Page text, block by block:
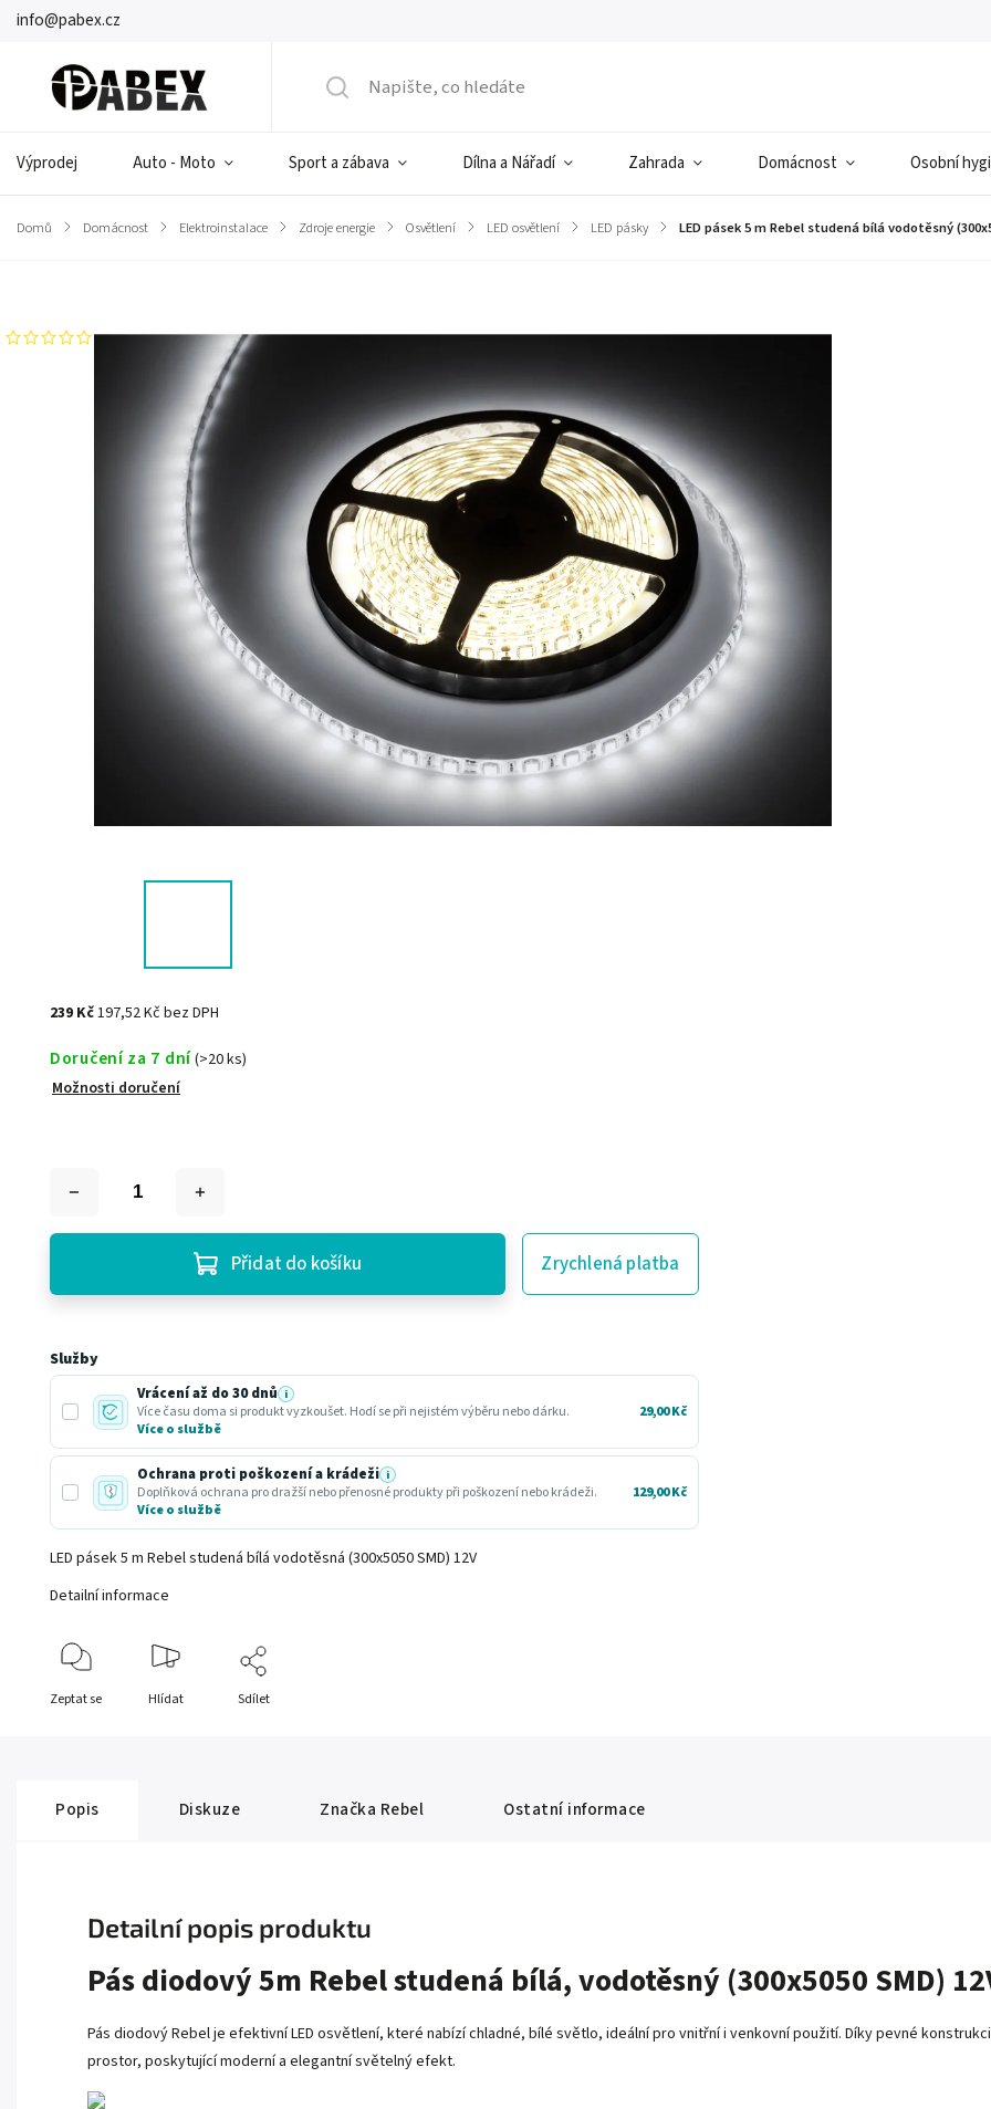
info@pabex.cz
Výprodej Auto - Moto Sport a zábava Dílna a Nářadí Zahrada Domácnost Osobní
Domů / Domácnost / Elektroinstalace / Zdroje energie / Osvětlení / LED osvětlení / LED pásky / LED pásek 5 m Rebel studená bílá vodotěsný
239 Kč197,52 Kč bez DPH
Doručení za 7 dní(>20 ks)
Možnosti doručení
Přidat do košíku Zrychlená platba
Služby
Vrácení až do 30 dnů i
Více času doma si produkt vyzkoušet. Hodí se při nejistém výběru nebo dárku.
Více o službě
29,00 Kč
Ochrana proti poškození a krádeži i
Doplňková ochrana pro dražší nebo přenosné produkty při poškození nebo krádeži.
Více o službě
129,00 Kč
LED pásek 5 m Rebel studená bílá vodotěsná (300x5050 SMD) 12V
Detailní informace
Zeptat se Hlídat Sdílet
Popis Diskuze Značka Rebel Ostatní informace
Detailní popis produktu
Pás diodový 5m Rebel studená bílá, vodotěsný (300x5050 SMD)
Pás diodový Rebel je efektivní LED osvětlení, které nabízí chladné, bílé světlo, ideální pro vnitřní i venkovní použití. Díky pevné
prostor, poskytující moderní a elegantní světelný efekt.